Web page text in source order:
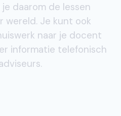
daarom de lessen
wereld. Je kunt ook
naar je docent
informatie telefonisch